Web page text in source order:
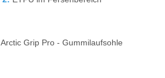
Grip Pro - Gummilaufsohle